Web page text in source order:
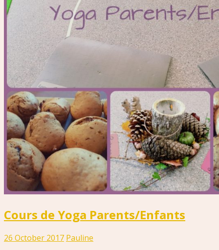
Cours de Yoga Parents/Enfants
26 October 2017 Pauline